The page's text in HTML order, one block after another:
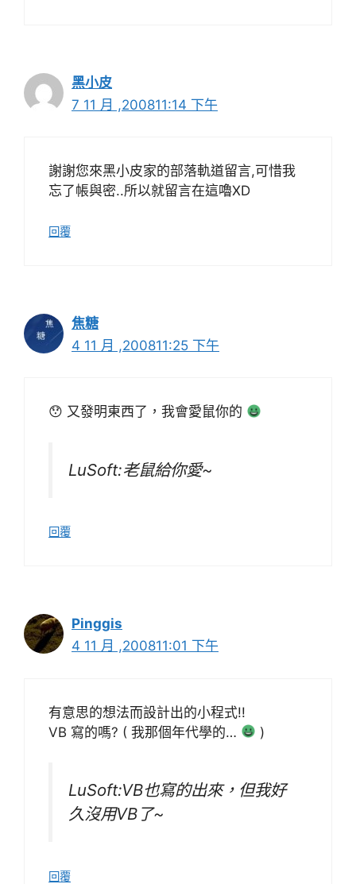
黑小皮
7 11 月 ,200811:14 下午
謝謝您來黑小皮家的部落軌道留言,可惜我
忘了帳與密..所以就留言在這嚕XD
回覆
焦糖
4 11 月 ,200811:25 下午
😯 又發明東西了，我會愛鼠你的
LuSoft:老鼠給你愛~
回覆
Pinggis
4 11 月 ,200811:01 下午
有意思的想法而設計出的小程式!!
VB 寫的嗎? ( 我那個年代學的…
)
LuSoft:VB也寫的出來，但我好
久沒用VB了~
回覆